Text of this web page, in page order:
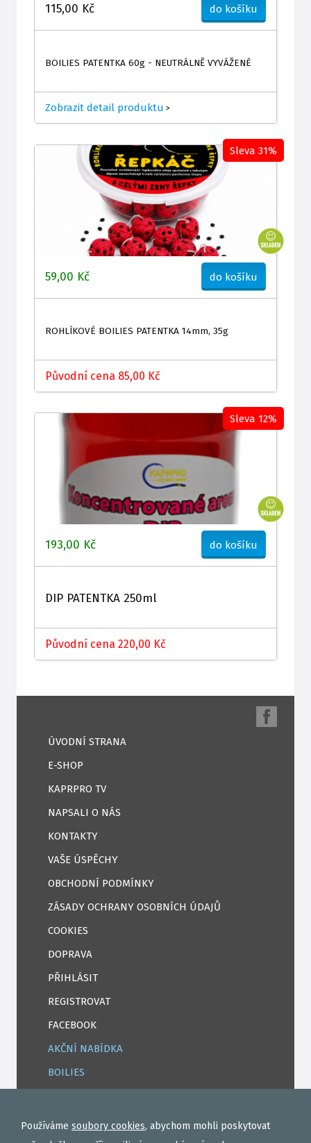
115,00 Kč do košíku
BOILIES PATENTKA 60g - NEUTRÁLNĚ VYVÁŽENÉ
Zobrazit detail produktu >
59,00 Kč do košíku
ROHLÍKOVÉ BOILIES PATENTKA 14mm, 35g
Původní cena 85,00 Kč
Sleva 31%
193,00 Kč do košíku
DIP PATENTKA 250ml
Původní cena 220,00 Kč
Sleva 12%
ÚVODNÍ STRANA
E-SHOP
KAPRPRO TV
NAPSALI O NÁS
KONTAKTY
VAŠE ÚSPĚCHY
OBCHODNÍ PODMÍNKY
ZÁSADY OCHRANY OSOBNÍCH ÚDAJŮ
COOKIES
DOPRAVA
PŘIHLÁSIT
REGISTROVAT
FACEBOOK
AKČNÍ NABÍDKA
BOILIES
TEKUTÉ
Používáme soubory cookies, abychom mohli poskytovat